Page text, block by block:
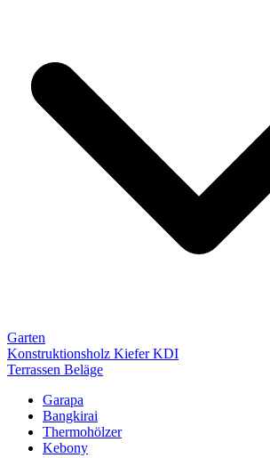
Garten
Konstruktionsholz Kiefer KDI
Terrassen Beläge
Garapa
Bangkirai
Thermohölzer
Kebony